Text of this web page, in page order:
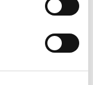
-
✔